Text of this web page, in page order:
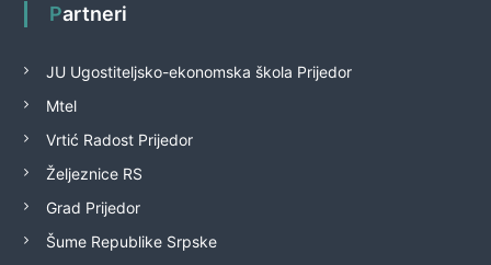
Partneri
JU Ugostiteljsko-ekonomska škola Prijedor
Mtel
Vrtić Radost Prijedor
Željeznice RS
Grad Prijedor
Šume Republike Srpske